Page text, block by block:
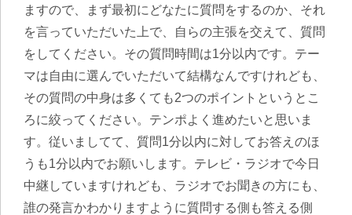
ますので、まず最初にどなたに質問をするのか、それ
を言っていただいた上で、自らの主張を交えて、質問
をしてください。その質問時間は1分以内です。テー
マは自由に選んでいただいて結構なんですけれども、
その質問の中身は多くても2つのポイントというとこ
ろに絞ってください。テンポよく進めたいと思いま
す。従いましてて、質問1分以内に対してお答えのほ
うも1分以内でお願いします。テレビ・ラジオで今日
中継していますけれども、ラジオでお聞きの方にも、
誰の発言かわかりますように質問する側も答える側